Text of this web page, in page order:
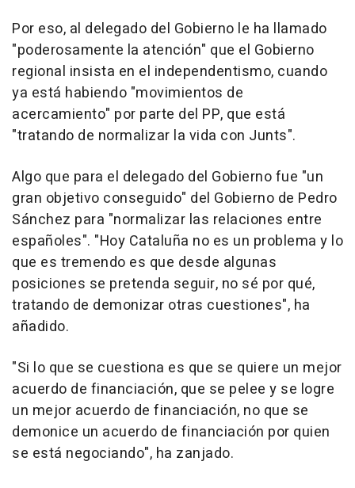
Por eso, al delegado del Gobierno le ha llamado
"poderosamente la atención" que el Gobierno
regional insista en el independentismo, cuando
ya está habiendo "movimientos de
acercamiento" por parte del PP, que está
"tratando de normalizar la vida con Junts".
Algo que para el delegado del Gobierno fue "un
gran objetivo conseguido" del Gobierno de Pedro
Sánchez para "normalizar las relaciones entre
españoles". "Hoy Cataluña no es un problema y lo
que es tremendo es que desde algunas
posiciones se pretenda seguir, no sé por qué,
tratando de demonizar otras cuestiones", ha
añadido.
"Si lo que se cuestiona es que se quiere un mejor
acuerdo de financiación, que se pelee y se logre
un mejor acuerdo de financiación, no que se
demonice un acuerdo de financiación por quien
se está negociando", ha zanjado.